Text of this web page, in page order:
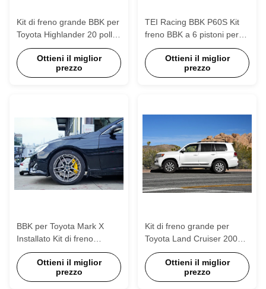
Kit di freno grande BBK per
Toyota Highlander 20 pollici
ruota 6 pistoni calibro con
405 * 34mm rotore
Ottieni il miglior
prezzo
TEI Racing BBK P60S Kit
freno BBK a 6 pistoni per
Toyota Highlander 18 pollici
ruote anteriori e posteriori
Ottieni il miglior
prezzo
BBK per Toyota Mark X
Installato Kit di freno
grande P60S anteriore
Forgiato 6 pinze a pistoni
Ottieni il miglior
prezzo
Kit di freno grande per
Toyota Land Cruiser 200
SERIE (16~UP) Ruota Kit di
freno grande 6 Piston
Caliper con 405 * 34mm
Ottieni il miglior
prezzo